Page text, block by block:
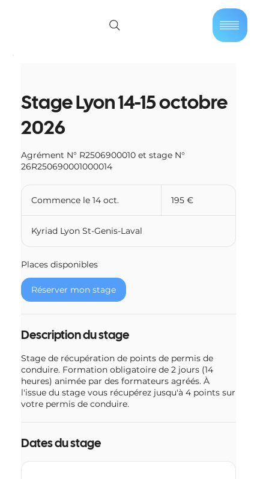
Stage Lyon 14-15 octobre
2026
Agrément N° R2506900010 et stage N°
26R250690001000014
Commence le 14 oct.
m
e
e
o
t
.
195 €
Kyriad Lyon St-Genis-Laval
Places disponibles
Réserver mon stage
Description du stage
Stage de récupération de points de permis de
conduire. Formation obligatoire de 2 jours (14
heures) animée par des formateurs agréés. À
l'issue du stage vous récupérez jusqu'à 4 points sur
votre permis de conduire.
Dates du stage